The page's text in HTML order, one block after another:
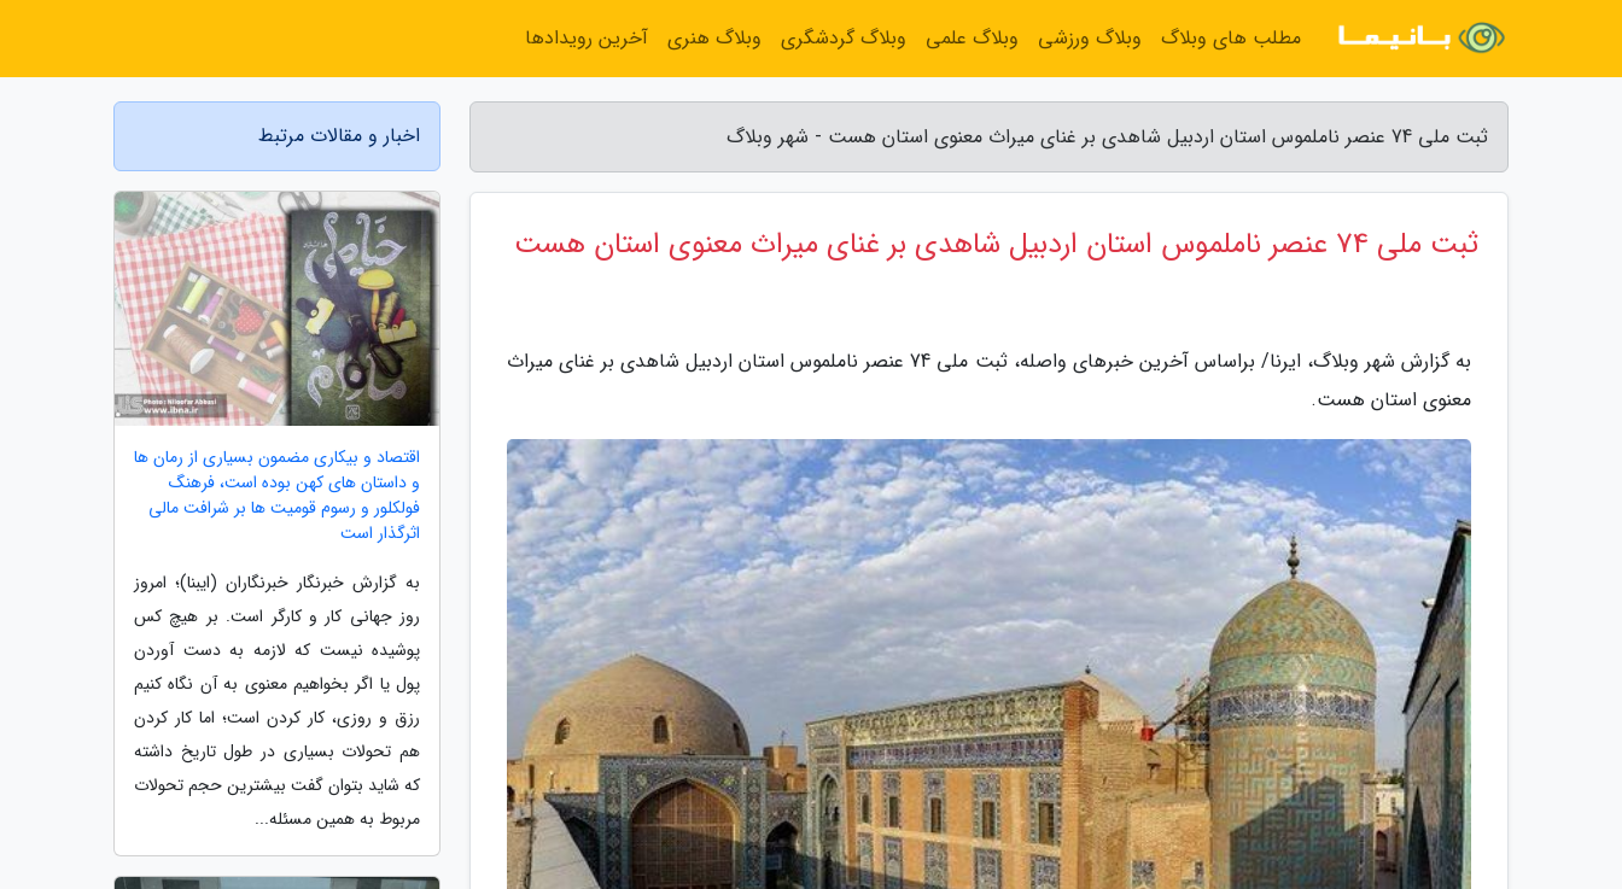
ثبت ملی 74 عنصر ناملموس استان اردبیل شاهدی بر غنای میراث معنوی استان هست - شهر وبلاگ
ثبت ملی 74 عنصر ناملموس استان اردبیل شاهدی بر غنای میراث معنوی استان هست
به گزارش شهر وبلاگ، ایرنا/ براساس آخرین خبرهای واصله، ثبت ملی 74 عنصر ناملموس استان اردبیل شاهدی بر غنای میراث
معنوی استان هست.
اخبار و مقالات مرتبط
اقتصاد و بیکاری مضمون بسیاری از رمان ها
و داستان های کهن بوده است، فرهنگ
فولکلور و رسوم قومیت ها بر شرافت مالی
اثرگذار است
به گزارش خبرنگار خبرنگاران (ایبنا)؛ امروز
روز جهانی کار و کارگر است. بر هیچ کس
پوشیده نیست که لازمه به دست آوردن
پول یا اگر بخواهیم معنوی به آن نگاه کنیم
رزق و روزی، کار کردن است؛ اما کار کردن
هم تحولات بسیاری در طول تاریخ داشته
که شاید بتوان گفت بیشترین حجم تحولات
مربوط به همین مسئله...
مطلب های وبلاگ وبلاگ ورزشی وبلاگ علمی وبلاگ گردشگری وبلاگ هنری آخرین رویدادها